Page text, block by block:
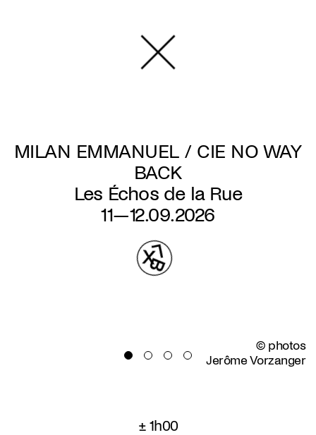
MILAN EMMANUEL / CIE NO WAY
BACK
Les Échos de la Rue
11—12.09.2026
© photos
Jerôme Vorzanger
± 1h00